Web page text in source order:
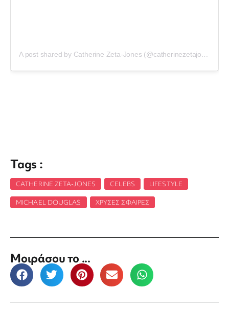
A post shared by Catherine Zeta-Jones (@catherinezetajones)
Tags :
CATHERINE ZETA-JONES CELEBS LIFESTYLE
MICHAEL DOUGLAS ΧΡΥΣΈΣ ΣΦΑΊΡΕΣ
Μοιράσου το ...